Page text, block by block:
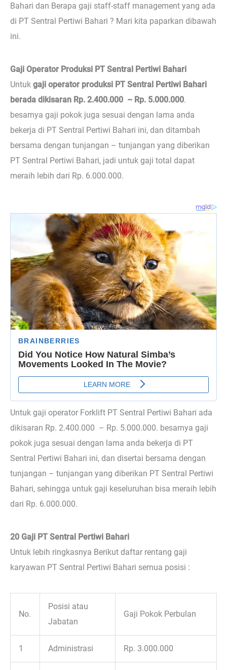
Bahari dan Berapa gaji staff-staff management yang ada
di PT Sentral Pertiwi Bahari ? Mari kita paparkan dibawah
ini.
Gaji Operator Produksi PT Sentral Pertiwi Bahari
Untuk gaji operator produksi PT Sentral Pertiwi Bahari
berada dikisaran Rp. 2.400.000 – Rp. 5.000.000.
besarnya gaji pokok juga sesuai dengan lama anda
bekerja di PT Sentral Pertiwi Bahari ini, dan ditambah
bersama dengan tunjangan – tunjangan yang diberikan
PT Sentral Pertiwi Bahari, jadi untuk gaji total dapat
meraih lebih dari Rp. 6.000.000.
Untuk gaji operator Forklift PT Sentral Pertiwi Bahari ada
dikisaran Rp. 2.400.000 – Rp. 5.000.000. besarnya gaji
pokok juga sesuai dengan lama anda bekerja di PT
Sentral Pertiwi Bahari ini, dan disertai bersama dengan
tunjangan – tunjangan yang diberikan PT Sentral Pertiwi
Bahari, sehingga untuk gaji keseluruhan bisa meraih lebih
dari Rp. 6.000.000.
20 Gaji PT Sentral Pertiwi Bahari
Untuk lebih ringkasnya Berikut daftar rentang gaji
karyawan PT Sentral Pertiwi Bahari semua posisi :
No.
Posisi atau
Jabatan
Gaji Pokok Perbulan
1 Administrasi Rp. 3.000.000